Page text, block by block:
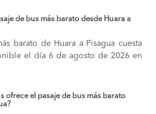
de bus más barato desde Huara a
barato de Huara a Pisagua cuesta
el día 6 de agosto de 2026 en
ofrece el pasaje de bus más barato